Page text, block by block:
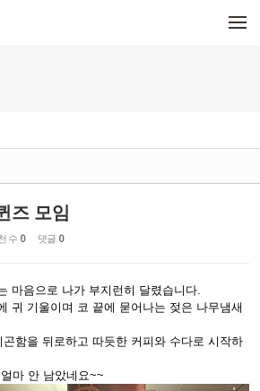
즈 모임
수 0 댓글 0
마음으로 나가 부지런히 달렸습니다.
귀 기울이며 코 끝에 묻어나는 젖은 나무냄새
함을 뒤로하고 따듯한 커피와 수다로 시작하
마 안 남았네요~~